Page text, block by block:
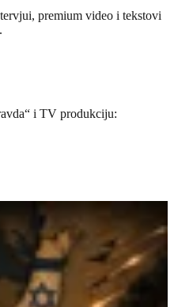
premium video i tekstovi
i TV produkciju: